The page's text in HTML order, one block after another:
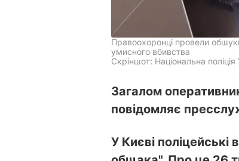
Правоохоронці провели
умисного вбивства
Скріншот: Національна
Загалом
повідомляє
У Києві